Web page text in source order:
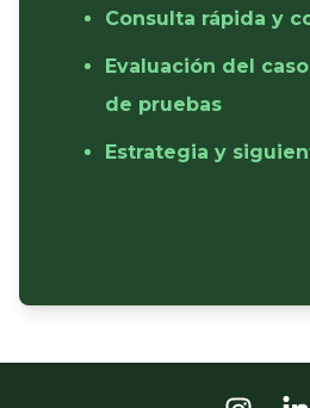
Consulta rápida y
Evaluación del
de pruebas
Estrategia y